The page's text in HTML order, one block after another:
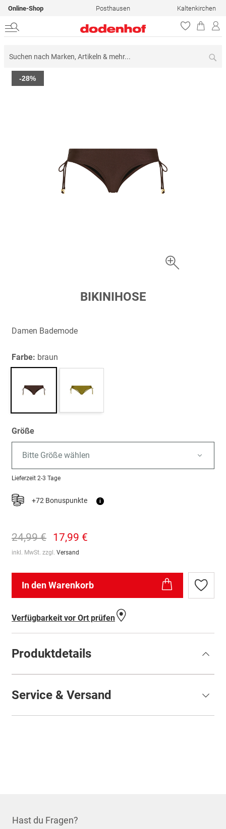
Online-Shop Posthausen Kaltenkirchen
Zum
Ende
-28%
springen
BIKINIHOSE
Damen Bademode
Farbe: braun
Größe
Bitte Größe wählen
Lieferzeit 2-3 Tage
+72 Bonuspunkte i
24,99 € 17,99 €
inkl. MwSt. zzgl. Versand
In den Warenkorb
Zur
Verfügbarkeit vor Ort prüfen
Produktdetails
Service & Versand
Hast du Fragen?